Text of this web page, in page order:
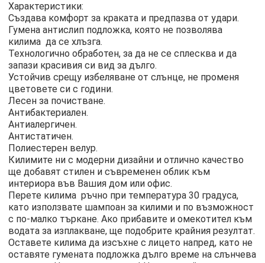
Характеристики:
Създава комфорт за краката и предпазва от удари.
Гумена антислип подложка, която не позволява
килимa да се хлъзга.
Технологично обработен, за да не се сплесква и да
запази красивия си вид за дълго.
Устойчив срещу избеляване от слънце, не променя
цветовете си с години.
Лесен за почистване.
Антибактериален.
Антиалергичен.
Антистатичен.
Полиестерен велур.
Килимите ни с модерни дизайни и отлично качество
ще добавят стилен и съвременен облик към
интериора във Вашия дом или офис.
Перете килимa ръчно при температура 30 градуса,
като използвате шампоан за килими и по възможност
с по-малко търкане. Ако прибавите и омекотител към
водата за изплакване, ще подобрите крайния резултат.
Оставете килима да изсъхне с лицето напред, като не
оставяте гумената подложка дълго време на слънчева